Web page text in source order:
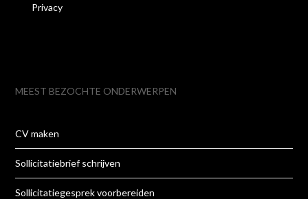
Privacy
MEEST BEZOCHTE ONDERWERPEN
CV maken
Sollicitatiebrief schrijven
Sollicitatiegesprek voorbereiden